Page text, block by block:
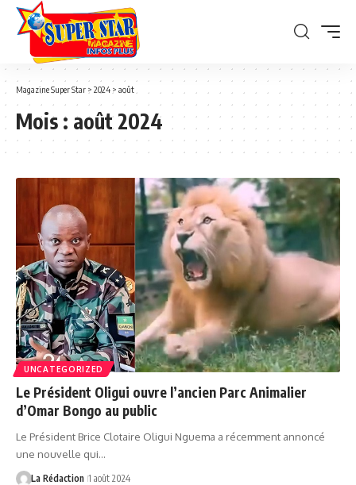
Magazine Super Star > 2024 > août
Mois : août 2024
UNCATEGORIZED
Le Président Oligui ouvre l’ancien Parc Animalier
d’Omar Bongo au public
Le Président Brice Clotaire Oligui Nguema a récemment annoncé
une nouvelle qui…
La Rédaction 1 août 2024